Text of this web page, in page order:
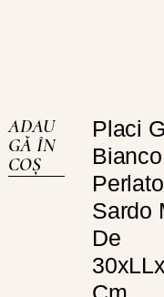
ADAU
GĂ ÎN
COȘ
Placi
Bianco
Perlato
Sardo
De